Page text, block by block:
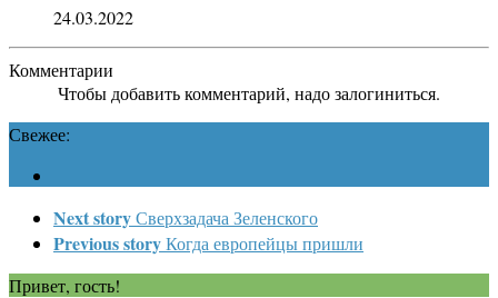
24.03.2022
Комментарии
Чтобы добавить комментарий, надо залогиниться.
Свежее:
Next storyСверхзадача Зеленского
Previous storyКогда европейцы пришли
Привет, гость!